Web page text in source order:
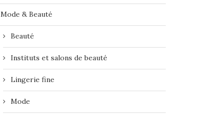
Mode & Beauté
Beauté
Instituts et salons de beauté
Lingerie fine
Mode